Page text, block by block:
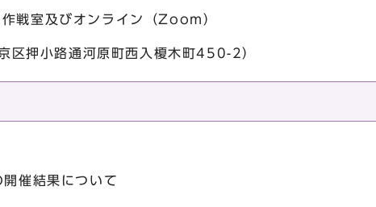
室及びオンライン（Zoom）
押小路通河原町西入榎木町450-2）
開催結果について